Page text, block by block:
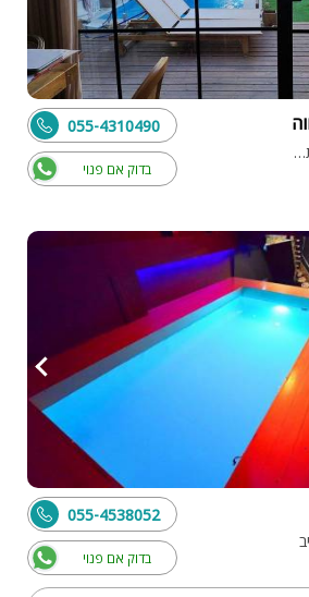
תל אביב וגוש דן, פתח תקווה
בדוק אם פנוי
055-4310490
בדוק אם פנוי
055-4538052